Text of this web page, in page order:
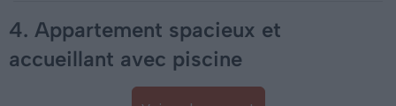
4. Appartement spacieux et
accueillant avec piscine